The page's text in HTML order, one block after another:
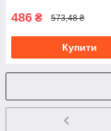
486 ₴ 573,48 ₴
Купити